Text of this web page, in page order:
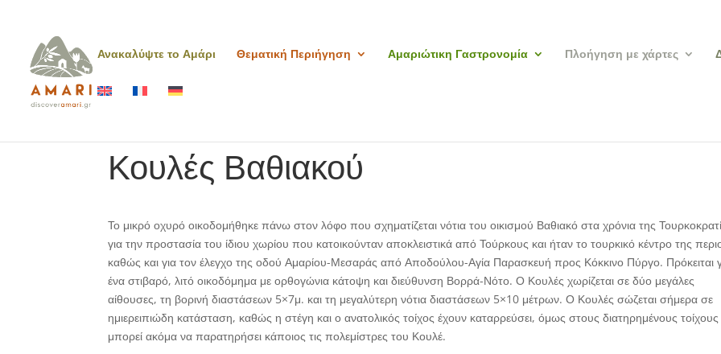
Ανακαλύψτε το Αμάρι Θεματική Περιήγηση Αμαριώτικη Γαστρονομία Πλοήγηση με χάρτες
Κουλές Βαθιακού
Το μικρό οχυρό οικοδομήθηκε πάνω στον λόφο που σχηματίζεται νότια του οικισμού Βαθιακό στα χρόνια της
για την προστασία του ίδιου χωρίου που κατοικούνταν αποκλειστικά από Τούρκους και ήταν το τουρκικό κέντρο της
καθώς και για τον έλεγχο της οδού Αμαρίου-Μεσαράς από Αποδούλου-Αγία Παρασκευή προς Κόκκινο Πύργο. Πρόκειται
ένα στιβαρό, λιτό οικοδόμημα με ορθογώνια κάτοψη και διεύθυνση Βορρά-Νότο. Ο Κουλές χωρίζεται σε δύο μεγάλες
αίθουσες, τη βορινή διαστάσεων 5×7μ. και τη μεγαλύτερη νότια διαστάσεων 5×10 μέτρων. Ο Κουλές σώζεται σήμερα σε
ημιερειπιώδη κατάσταση, καθώς η στέγη και ο ανατολικός τοίχος έχουν καταρρεύσει, όμως στους διατηρημένους τοίχους
μπορεί ακόμα να παρατηρήσει κάποιος τις πολεμίστρες του Κουλέ.